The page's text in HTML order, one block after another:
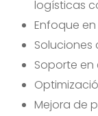
logísticas
Enfoque
Soluciones
Soporte
Mejora de